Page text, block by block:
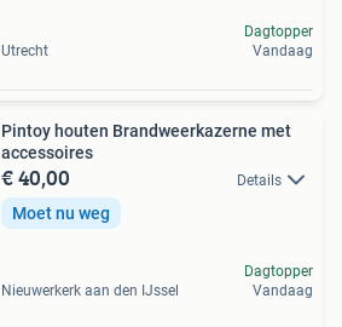
Utrecht
Dagtopper
Vandaag
Pintoy houten Brandweerkazerne met
accessoires
€ 40,00 Details
Moet nu weg
Nieuwerkerk aan den IJssel
Dagtopper
Vandaag